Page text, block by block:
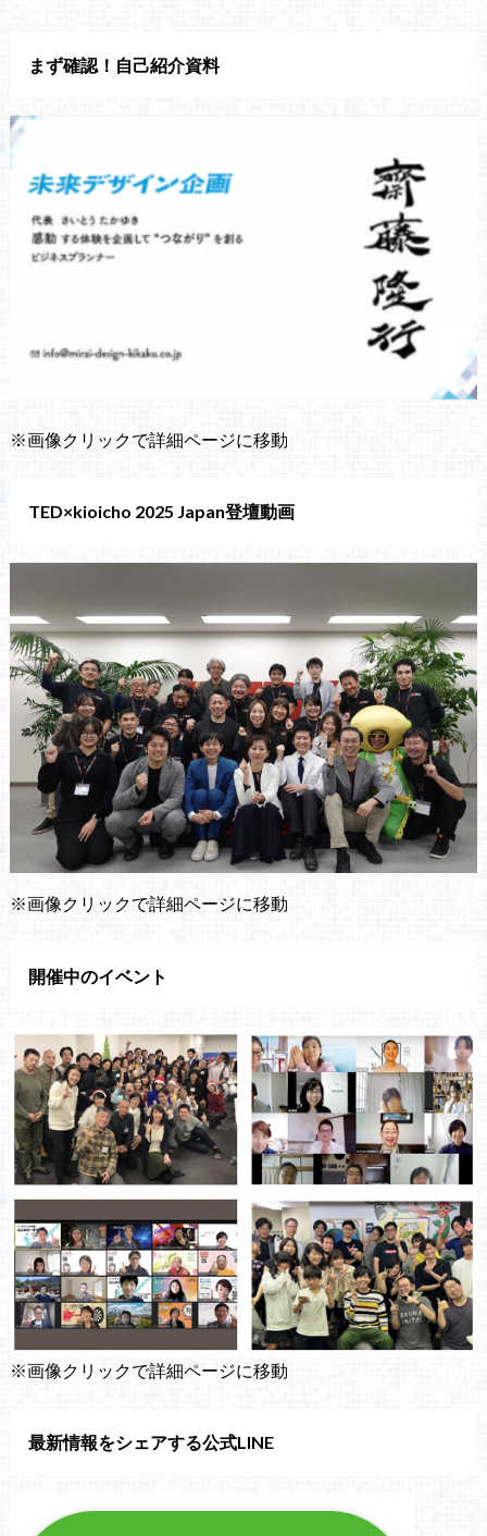
まず確認！自己紹介資料
※画像クリックで詳細ページに移動
TED×kioicho 2025 Japan登壇動画
※画像クリックで詳細ページに移動
開催中のイベント
※画像クリックで詳細ページに移動
最新情報をシェアする公式LINE